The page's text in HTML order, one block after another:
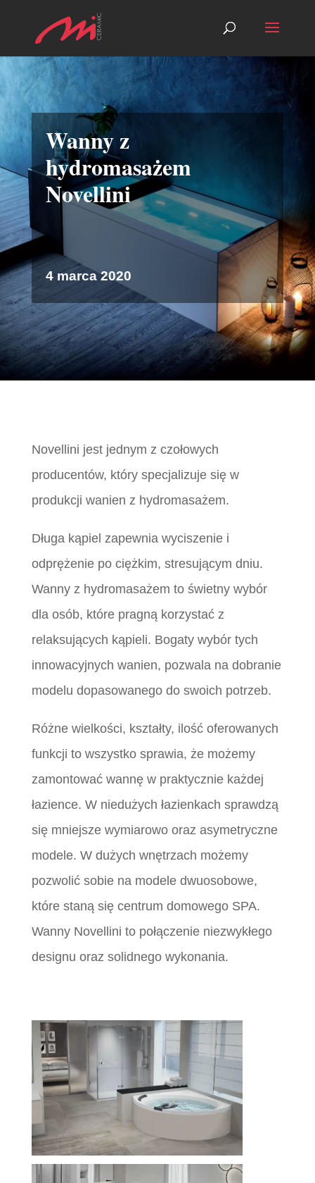
Wanny z
hydromasażem
Novellini
4 marca 2020
Novellini jest jednym z czołowych
producentów, który specjalizuje się w
produkcji wanien z hydromasażem.
Długa kąpiel zapewnia wyciszenie i
odprężenie po ciężkim, stresującym dniu.
Wanny z hydromasażem to świetny wybór
dla osób, które pragną korzystać z
relaksujących kąpieli. Bogaty wybór tych
innowacyjnych wanien, pozwala na dobranie
modelu dopasowanego do swoich potrzeb.
Różne wielkości, kształty, ilość oferowanych
funkcji to wszystko sprawia, że możemy
zamontować wannę w praktycznie każdej
łazience. W niedużych łazienkach sprawdzą
się mniejsze wymiarowo oraz asymetryczne
modele. W dużych wnętrzach możemy
pozwolić sobie na modele dwuosobowe,
które staną się centrum domowego SPA.
Wanny Novellini to połączenie niezwykłego
designu oraz solidnego wykonania.